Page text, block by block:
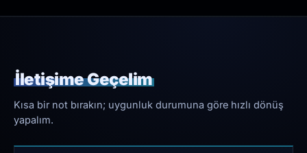
İletişime Geçelim
Kısa bir not bırakın; uygunluk durumuna göre hızlı dönüş
yapalım.